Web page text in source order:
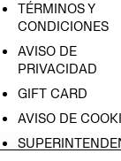
TÉRMINOS Y
CONDICIONES
AVISO DE
PRIVACIDAD
GIFT CARD
AVISO DE